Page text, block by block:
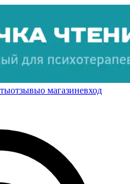
отзывыо магазиневход